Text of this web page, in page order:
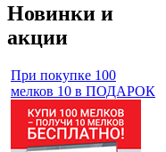
Новинки и
акции
При покупке 100
мелков 10 в ПОДАРОК